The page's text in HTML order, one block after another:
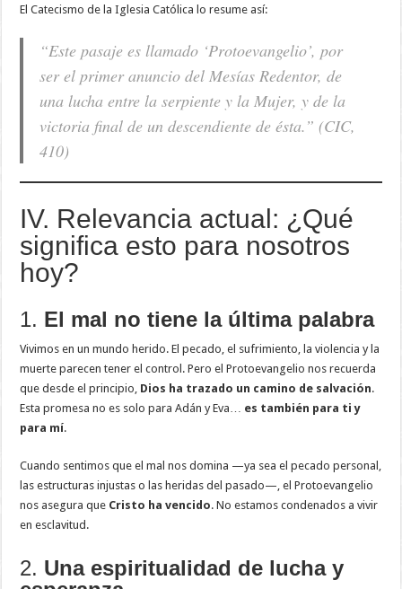
El Catecismo de la Iglesia Católica lo resume así:
“Este pasaje es llamado ‘Protoevangelio’, por
ser el primer anuncio del Mesías Redentor, de
una lucha entre la serpiente y la Mujer, y de la
victoria final de un descendiente de ésta.” (CIC,
410)
IV. Relevancia actual: ¿Qué
significa esto para nosotros
hoy?
1. El mal no tiene la última palabra
Vivimos en un mundo herido. El pecado, el sufrimiento, la violencia y la
muerte parecen tener el control. Pero el Protoevangelio nos recuerda
que desde el principio, Dios ha trazado un camino de salvación.
Esta promesa no es solo para Adán y Eva… es también para ti y
para mí.
Cuando sentimos que el mal nos domina —ya sea el pecado personal,
las estructuras injustas o las heridas del pasado—, el Protoevangelio
nos asegura que Cristo ha vencido. No estamos condenados a vivir
en esclavitud.
2. Una espiritualidad de lucha y